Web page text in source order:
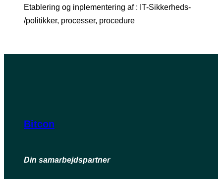
Etablering og inplementering af : IT-Sikkerheds-
/politikker, processer, procedure
Bitcon
Din samarbejdspartner